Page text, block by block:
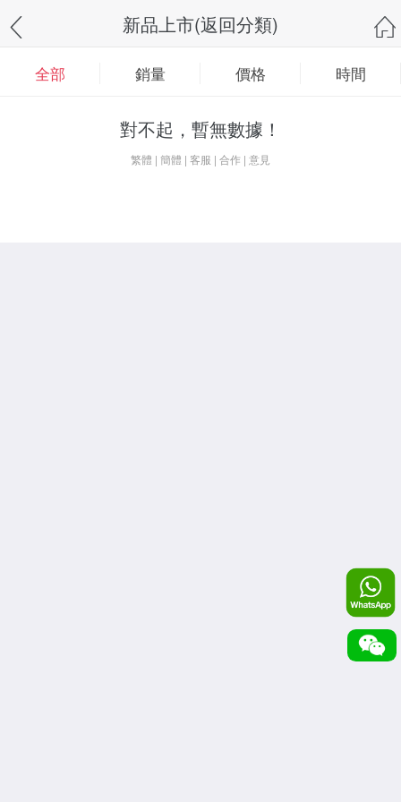
新品上市(返回分類)
全部 銷量 價格 時間
對不起，暫無數據！
繁體 | 簡體 | 客服 | 合作 | 意見